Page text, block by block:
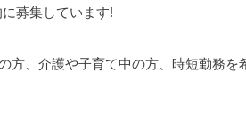
募集しています!
方、介護や子育て中の方、時短勤務を